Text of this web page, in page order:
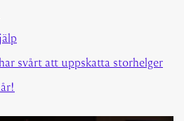
svårt att uppskatta storhelger